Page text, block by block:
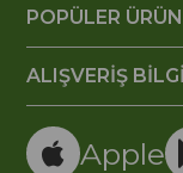
POPÜLER
ALIŞVERİŞ
Apple